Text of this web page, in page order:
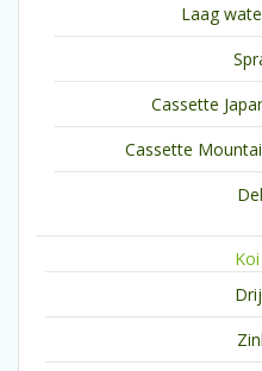
Laag
Cassette
Cassette